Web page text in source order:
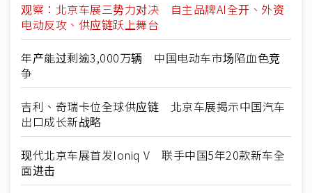
观察：北京车展三势力对决 自主品牌AI全开、外资
电动反攻、供应链跃上舞台
年产能过剩逾3,000万辆 中国电动车市场陷血色竞
争
吉利、奇瑞卡位全球供应链 北京车展揭示中国汽车
出口成长新战略
现代北京车展首发Ioniq V 联手中国5年20款新车全
面进击